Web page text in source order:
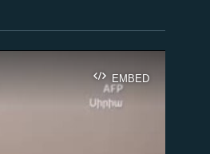
EMBED